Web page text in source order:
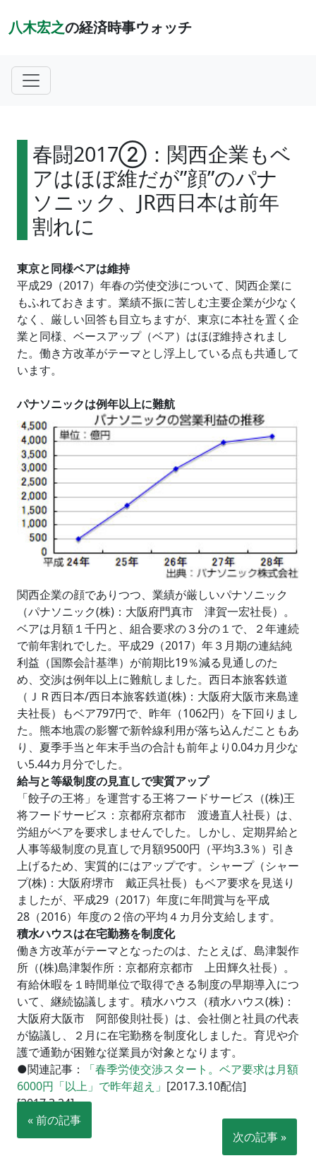
八木宏之の経済時事ウォッチ
春闘2017②：関西企業もベ
アはほぼ維だが”顔”のパナ
ソニック、JR西日本は前年
割れに
東京と同様ベアは維持
平成29（2017）年春の労使交渉について、関西企業に
もふれておきます。業績不振に苦しむ主要企業が少なく
なく、厳しい回答も目立ちますが、東京に本社を置く企
業と同様、ベースアップ（ベア）はほぼ維持されまし
た。働き方改革がテーマとし浮上している点も共通して
います。
パナソニックは例年以上に難航
関西企業の顔でありつつ、業績が厳しいパナソニック
（パナソニック(株)：大阪府門真市 津賀一宏社長）。
ベアは月額１千円と、組合要求の３分の１で、２年連続
で前年割れでした。平成29（2017）年３月期の連結純
利益（国際会計基準）が前期比19％減る見通しのた
め、交渉は例年以上に難航しました。西日本旅客鉄道
（ＪＲ西日本/西日本旅客鉄道(株)：大阪府大阪市来島達
夫社長）もベア797円で、昨年（1062円）を下回りまし
た。熊本地震の影響で新幹線利用が落ち込んだこともあ
り、夏季手当と年末手当の合計も前年より0.04カ月少な
い5.44カ月分でした。
給与と等級制度の見直しで実質アップ
「餃子の王将」を運営する王将フードサービス（(株)王
将フードサービス：京都府京都市 渡邊直人社長）は、
労組がベアを要求しませんでした。しかし、定期昇給と
人事等級制度の見直しで月額9500円（平均3.3％）引き
上げるため、実質的にはアップです。シャープ（シャー
プ(株)：大阪府堺市 戴正呉社長）もベア要求を見送り
ましたが、平成29（2017）年度に年間賞与を平成
28（2016）年度の２倍の平均４カ月分支給します。
積水ハウスは在宅勤務を制度化
働き方改革がテーマとなったのは、たとえば、島津製作
所（(株)島津製作所：京都府京都市 上田輝久社長）。
有給休暇を１時間単位で取得できる制度の早期導入につ
いて、継続協議します。積水ハウス（積水ハウス(株)：
大阪府大阪市 阿部俊則社長）は、会社側と社員の代表
が協議し、２月に在宅勤務を制度化しました。育児や介
護で通勤が困難な従業員が対象となります。
●関連記事：
「春季労使交渉スタート。ベア要求は月額
6000円「以上」で昨年超え」 [2017.3.10配信]
[2017.3.24]
« 前の記事
次の記事 »